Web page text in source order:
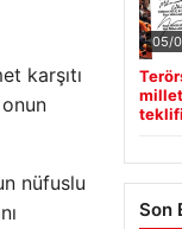
karşıtı
nüfuslu
05/
teklifi
Son